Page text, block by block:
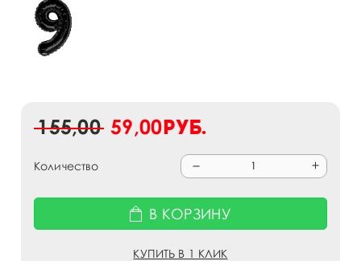
155,00 59,00руб.
Количество
В КОРЗИНУ
КУПИТЬ В 1 КЛИК